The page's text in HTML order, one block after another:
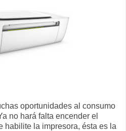
oportunidades al consumo
no hará falta encender el
habilite la impresora, ésta es la